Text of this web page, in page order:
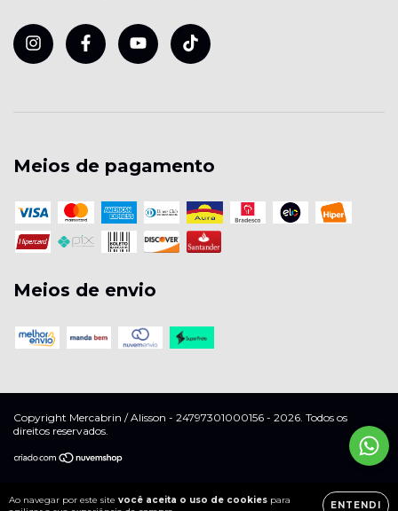
Ao navegar por este site você aceita o uso de cookies para
ENTENDI
Meios de pagamento
Meios de envio
Copyright Mercabrin / Alisson - 24797301000156 - 2026. Todos os
direitos reservados.